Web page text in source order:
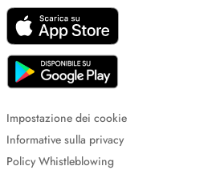
Impostazione dei cookie
Informative sulla privacy
Policy Whistleblowing